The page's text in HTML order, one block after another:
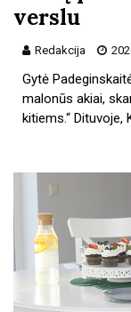
verslu
Redakcija
Gytė
malonūs akiai,
kitiems.“ Dituvoje,